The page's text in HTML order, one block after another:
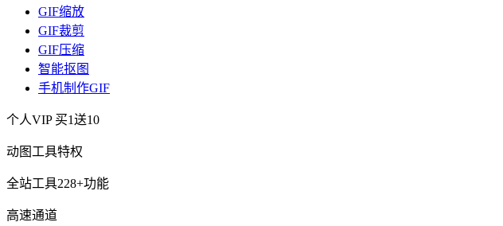
GIF缩放
GIF裁剪
GIF压缩
智能抠图
手机制作GIF
个人VIP 买1送10
动图工具特权
全站工具228+功能
高速通道